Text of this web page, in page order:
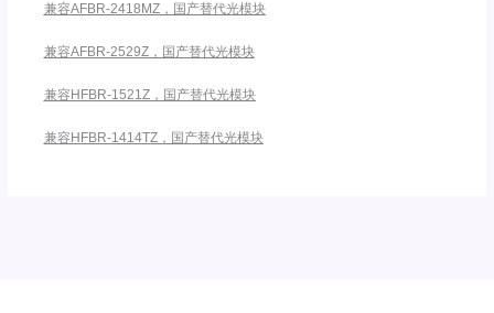
兼容AFBR-2418MZ，国产替代光模块
兼容AFBR-2529Z，国产替代光模块
兼容HFBR-1521Z，国产替代光模块
兼容HFBR-1414TZ，国产替代光模块